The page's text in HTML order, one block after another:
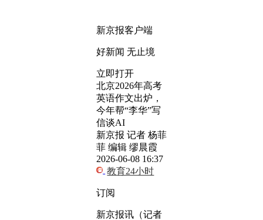
新京报客户端
好新闻 无止境
立即打开
北京2026年高考
英语作文出炉，
今年帮“李华”写
信谈AI
新京报 记者 杨菲
菲 编辑 缪晨霞
2026-06-08 16:37
教育24小时
订阅
新京报讯（记者